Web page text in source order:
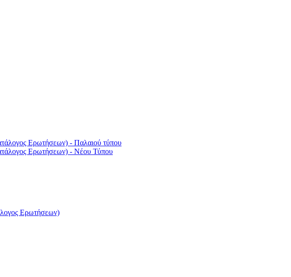
Ερωτήσεων) - Παλαιού τύπου
Ερωτήσεων) - Νέου Τύπου
Ερωτήσεων)